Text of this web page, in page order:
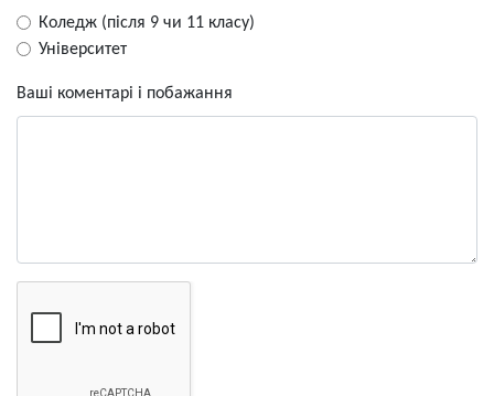
Коледж (після 9 чи 11 класу)
Університет
Ваші коментарі і побажання